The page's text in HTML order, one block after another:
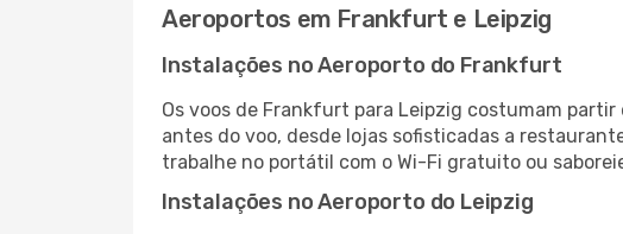
Aeroportos em Frankfurt e Leipzig
Instalações no Aeroporto do Frankfurt
Os voos de Frankfurt para Leipzig costumam
antes do voo, desde lojas sofisticadas a
trabalhe no portátil com o Wi-Fi gratuito ou
Instalações no Aeroporto do Leipzig